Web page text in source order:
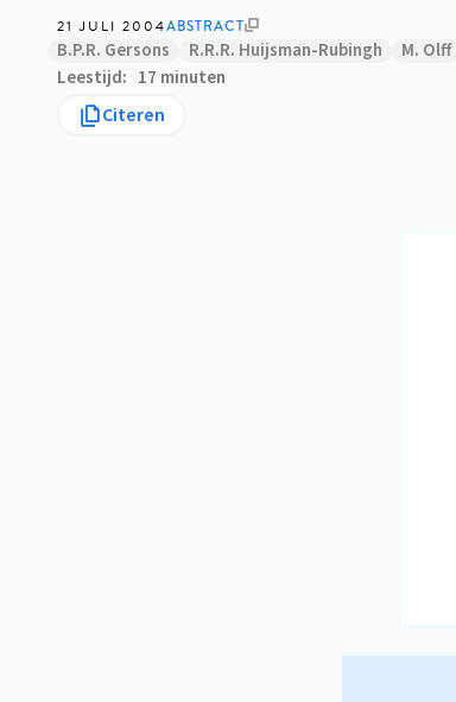
21 JULI 2004ABSTRACT
B.P.R. Gersons R.R.R. Huijsman-Rubingh
M. Olff
Leestijd
17 minuten
Citeren